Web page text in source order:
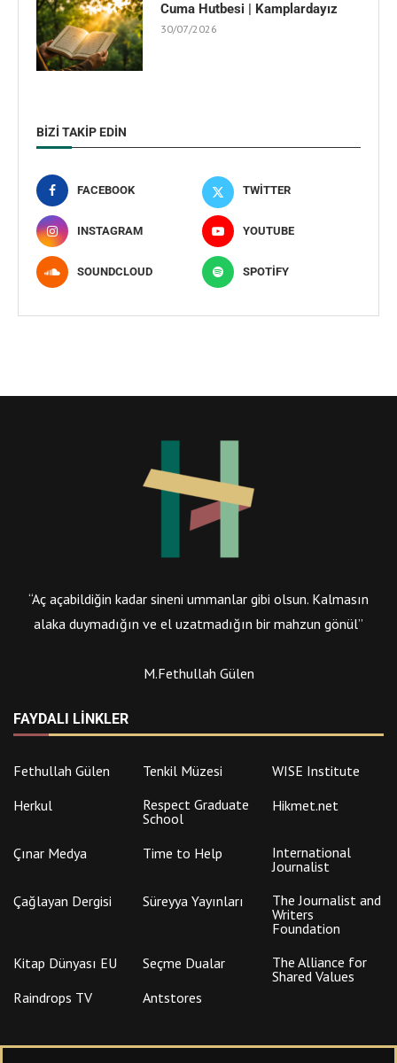
Cuma Hutbesi | Kamplardayız
30/07/2026
BIZI TAKIP EDIN
FACEBOOK TWITTER
INSTAGRAM YOUTUBE
SOUNDCLOUD SPOTIFY
“Aç açabildiğin kadar sineni ummanlar gibi olsun. Kalmasın
alaka duymadığın ve el uzatmadığın bir mahzun gönül”
M.Fethullah Gülen
FAYDALI LINKLER
Fethullah Gülen Tenkil Müzesi
WISE Institute
Herkul
Respect Graduate
School
Hikmet.net
Çınar Medya Time to Help
International
Journalist
Çağlayan Dergisi
Süreyya Yayınları
The Journalist and
Writers
Foundation
Kitap Dünyası EU
Seçme Dualar
The Alliance for
Shared Values
Raindrops TV
Antstores